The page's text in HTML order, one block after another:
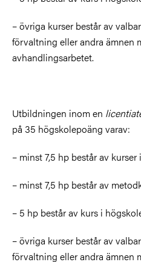
– övriga kurser består av
förvaltning eller andra ämnen
avhandlingsarbetet.
Utbildningen inom en
på 35 högskolepoäng varav:
– minst 7,5 hp består av
– minst 7,5 hp består av
– 5 hp består av kurs i
– övriga kurser består av
förvaltning eller andra ämnen